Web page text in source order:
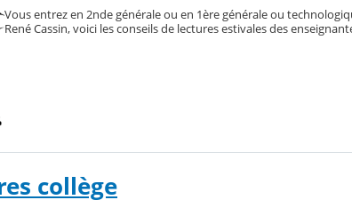
Vous entrez en 2nde générale ou en 1ère générale ou
René Cassin, voici les conseils de lectures estivales des
collège